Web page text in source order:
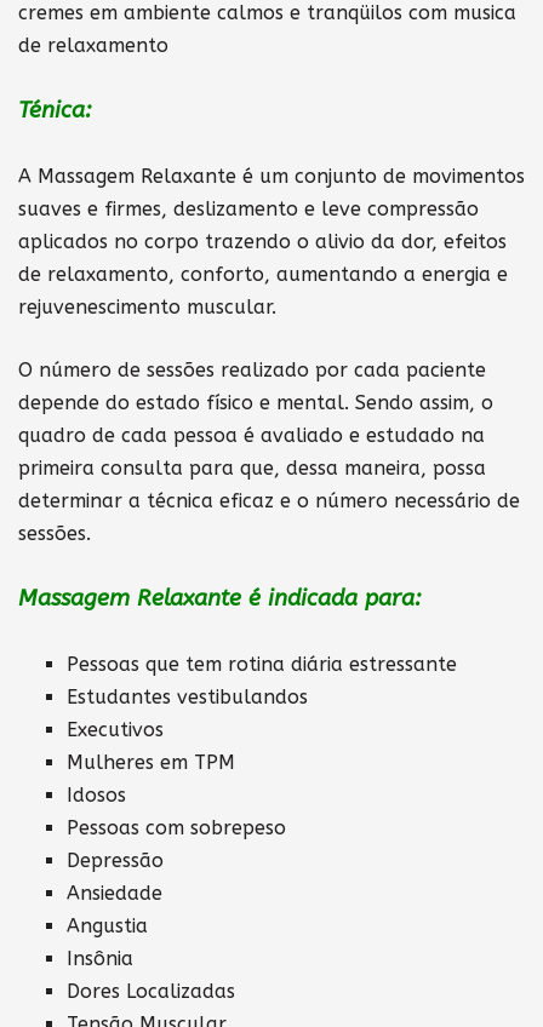
cremes em ambiente calmos e tranqüilos com musica
de relaxamento
Ténica:
A Massagem Relaxante é um conjunto de movimentos
suaves e firmes, deslizamento e leve compressão
aplicados no corpo trazendo o alivio da dor, efeitos
de relaxamento, conforto, aumentando a energia e
rejuvenescimento muscular.
O número de sessões realizado por cada paciente
depende do estado físico e mental. Sendo assim, o
quadro de cada pessoa é avaliado e estudado na
primeira consulta para que, dessa maneira, possa
determinar a técnica eficaz e o número necessário de
sessões.
Massagem Relaxante é indicada para:
Pessoas que tem rotina diária estressante
Estudantes vestibulandos
Executivos
Mulheres em TPM
Idosos
Pessoas com sobrepeso
Depressão
Ansiedade
Angustia
Insônia
Dores Localizadas